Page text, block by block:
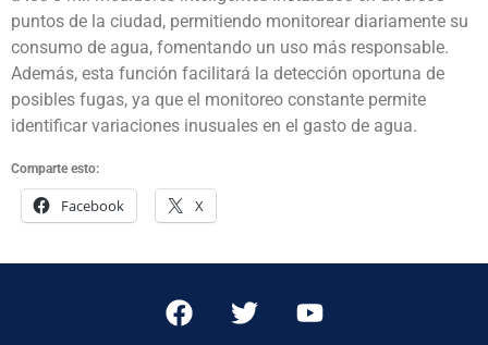
puntos de la ciudad, permitiendo monitorear diariamente su
consumo de agua, fomentando un uso más responsable.
Además, esta función facilitará la detección oportuna de
posibles fugas, ya que el monitoreo constante permite
identificar variaciones inusuales en el gasto de agua.
Comparte esto:
Facebook X